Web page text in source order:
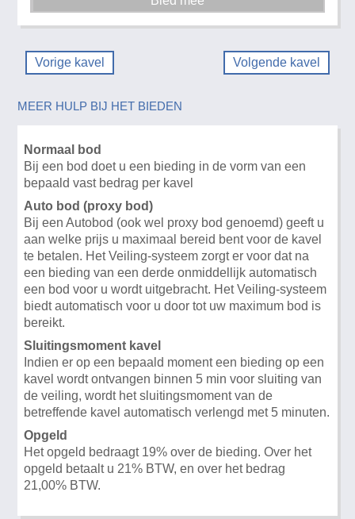
Vorige kavel Volgende kavel
MEER HULP BIJ HET BIEDEN
Normaal bod
Bij een bod doet u een bieding in de vorm van een
bepaald vast bedrag per kavel
Auto bod (proxy bod)
Bij een Autobod (ook wel proxy bod genoemd) geeft u
aan welke prijs u maximaal bereid bent voor de kavel
te betalen. Het Veiling-systeem zorgt er voor dat na
een bieding van een derde onmiddellijk automatisch
een bod voor u wordt uitgebracht. Het Veiling-systeem
biedt automatisch voor u door tot uw maximum bod is
bereikt.
Sluitingsmoment kavel
Indien er op een bepaald moment een bieding op een
kavel wordt ontvangen binnen 5 min voor sluiting van
de veiling, wordt het sluitingsmoment van de
betreffende kavel automatisch verlengd met 5 minuten.
Opgeld
Het opgeld bedraagt 19% over de bieding. Over het
opgeld betaalt u 21% BTW, en over het bedrag
21,00% BTW.